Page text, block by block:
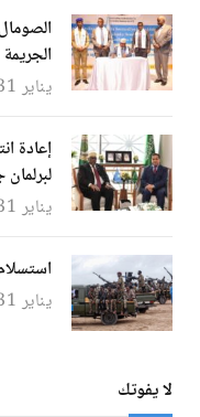
يناير 31, 2025
إعادة
لبرلمان
يناير 31, 2025
يناير 31, 2025
لا يفوتك